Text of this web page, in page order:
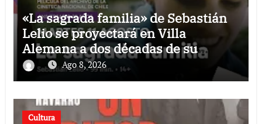
«La sagrada familia» de Sebastián
Lelio se proyectará en Villa
Alemana a dos décadas de su
estrenoAgo 8, 2026
Cultura